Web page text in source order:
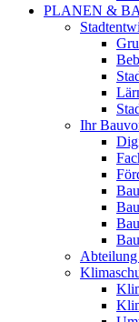
PLANEN &
Ihr
Abteilung